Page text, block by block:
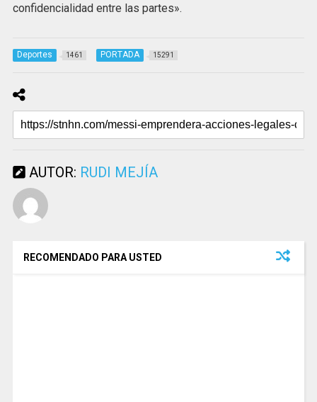
confidencialidad entre las partes».
Deportes 1461 PORTADA 15291
AUTOR: RUDI MEJÍA
RECOMENDADO PARA USTED